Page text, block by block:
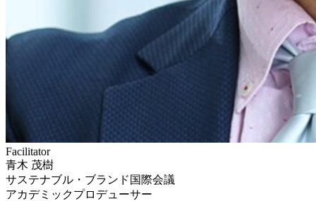
Facilitator
青木 茂樹
サステナブル・ブランド国際会議
アカデミックプロデューサー